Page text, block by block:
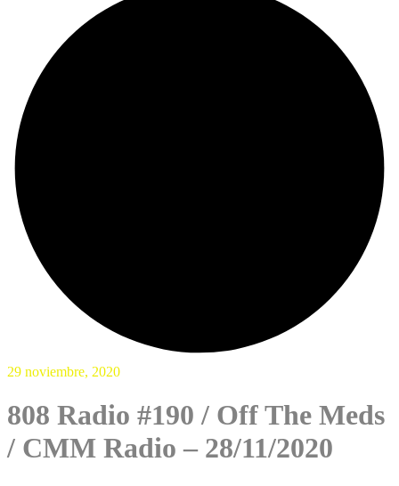
29 noviembre, 2020
808 Radio #190 / Off The Meds
/ CMM Radio – 28/11/2020